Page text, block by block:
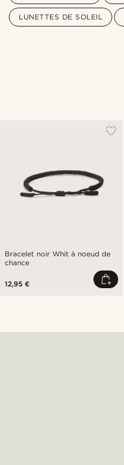
LUNETTES DE SOLEIL
Bracelet noir Whit à noeud de
chance
12,95 €